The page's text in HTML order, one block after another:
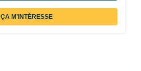
ÇA M’INTÉRESSE